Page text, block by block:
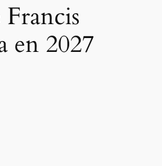
en 2027